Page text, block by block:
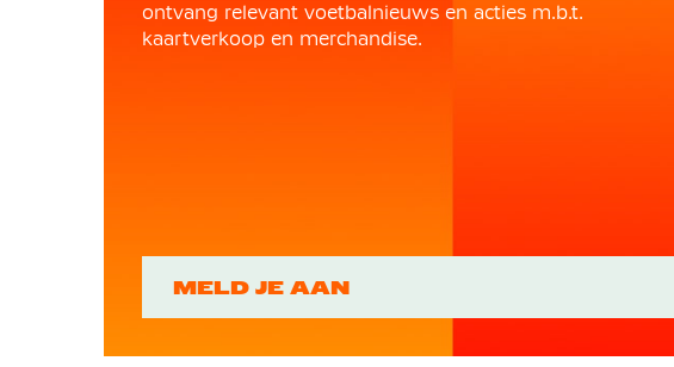
ontvang relevant voetbalnieuws en acties m.b.t.
kaartverkoop en merchandise.
MELD JE AAN